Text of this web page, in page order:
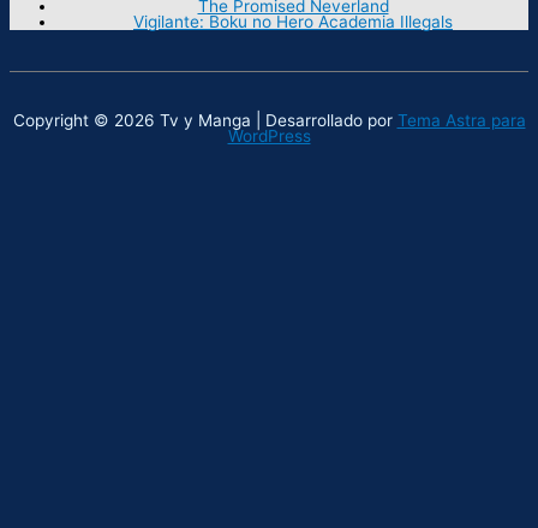
The Promised Neverland
Vigilante: Boku no Hero Academia Illegals
Copyright © 2026 Tv y Manga | Desarrollado por Tema Astra para
WordPress